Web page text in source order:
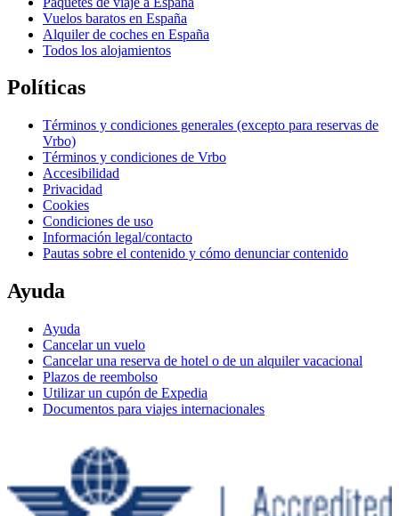
Vuelos baratos en España
Alquiler de coches en España
Todos los alojamientos
Políticas
Términos y condiciones generales (excepto para reservas de
Vrbo)
Términos y condiciones de Vrbo
Accesibilidad
Privacidad
Cookies
Condiciones de uso
Información legal/contacto
Pautas sobre el contenido y cómo denunciar contenido
Ayuda
Ayuda
Cancelar un vuelo
Cancelar una reserva de hotel o de un alquiler vacacional
Plazos de reembolso
Utilizar un cupón de Expedia
Documentos para viajes internacionales